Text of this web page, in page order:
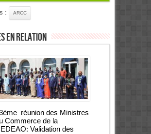
: ARCC
en relation
réunion des Ministres
Commerce de la
Validation des